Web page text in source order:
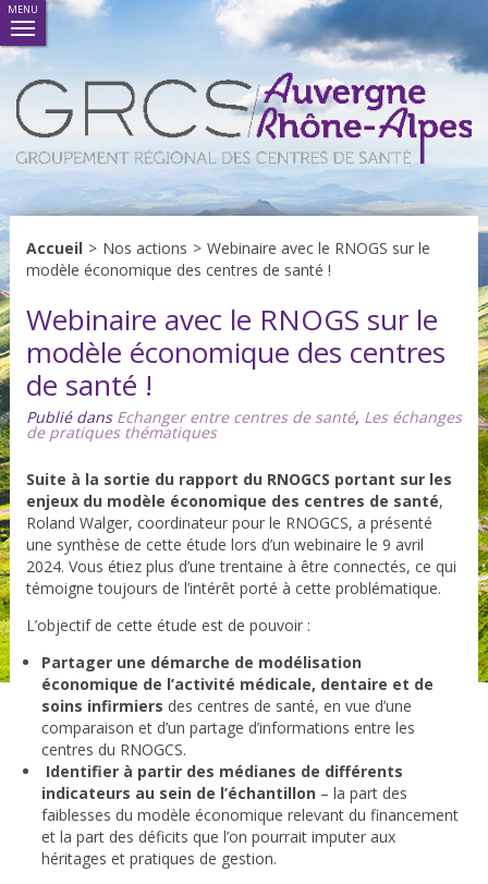
MENU
Accueil > Nos actions > Webinaire avec le RNOGS sur le
modèle économique des centres de santé !
Webinaire avec le RNOGS sur le
modèle économique des centres
de santé !
Publié dans Echanger entre centres de santé, Les échanges
de pratiques thématiques
Suite à la sortie du rapport du RNOGCS portant sur les
enjeux du modèle économique des centres de santé,
Roland Walger, coordinateur pour le RNOGCS, a présenté
une synthèse de cette étude lors d’un webinaire le 9 avril
2024. Vous étiez plus d’une trentaine à être connectés, ce qui
témoigne toujours de l’intérêt porté à cette problématique.
L’objectif de cette étude est de pouvoir :
Partager une démarche de modélisation
économique de l’activité médicale, dentaire et de
soins infirmiers des centres de santé, en vue d’une
comparaison et d’un partage d’informations entre les
centres du RNOGCS.
Identifier à partir des médianes de différents
indicateurs au sein de l’échantillon – la part des
faiblesses du modèle économique relevant du financement
et la part des déficits que l’on pourrait imputer aux
héritages et pratiques de gestion.